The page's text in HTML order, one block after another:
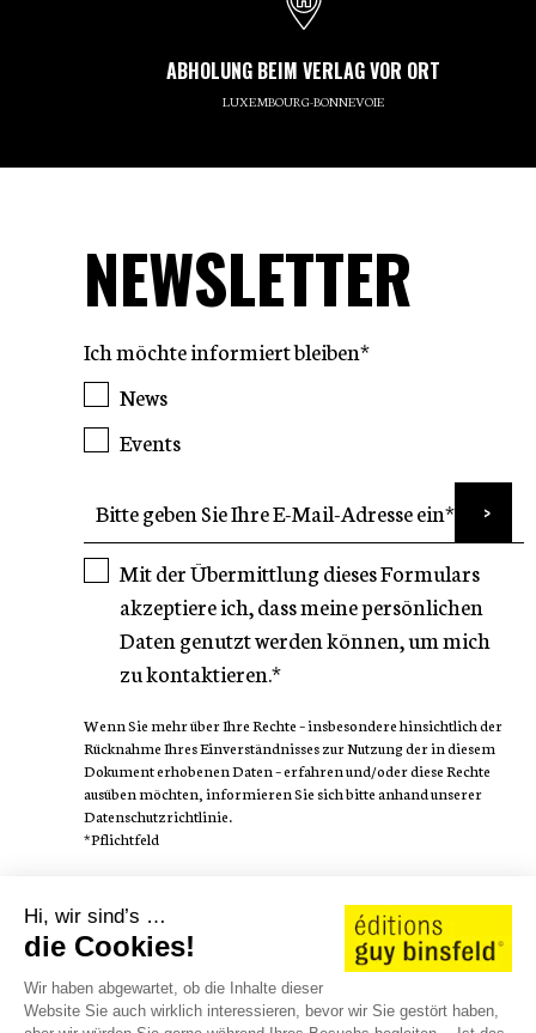
ABHOLUNG BEIM VERLAG VOR ORT
LUXEMBOURG-BONNEVOIE
NEWSLETTER
Ich möchte informiert bleiben*
News
Events
Mit der Übermittlung dieses Formulars
akzeptiere ich, dass meine persönlichen
Daten genutzt werden können, um mich
zu kontaktieren.*
Wenn Sie mehr über Ihre Rechte – insbesondere hinsichtlich der
Rücknahme Ihres Einverständnisses zur Nutzung der in diesem
Dokument erhobenen Daten – erfahren und/oder diese Rechte
ausüben möchten, informieren Sie sich bitte anhand unserer
Datenschutzrichtlinie.
*Pflichtfeld
FOLGEN SIE
Hi, wir sind’s …
die Cookies!
Wir haben abgewartet, ob die Inhalte dieser
Website Sie auch wirklich interessieren, bevor wir Sie gestört haben,